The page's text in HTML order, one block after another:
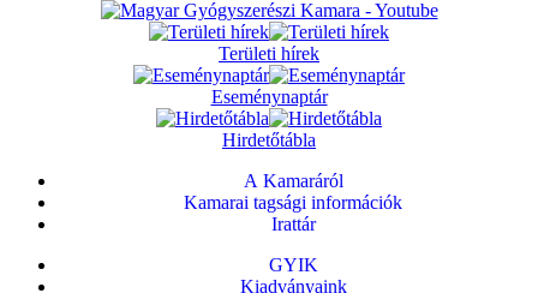
Területi hírek
Eseménynaptár
Hirdetőtábla
A Kamaráról
Kamarai tagsági információk
Irattár
GYIK
Kiadványaink